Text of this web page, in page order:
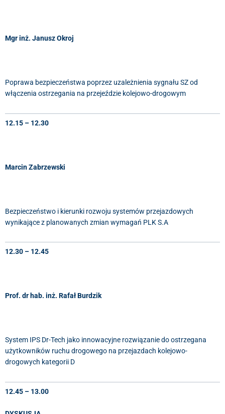
Mgr inż. Janusz Okroj
Poprawa bezpieczeństwa poprzez uzależnienia sygnału SZ od
włączenia ostrzegania na przejeździe kolejowo-drogowym
12.15 – 12.30
Marcin Zabrzewski
Bezpieczeństwo i kierunki rozwoju systemów przejazdowych
wynikające z planowanych zmian wymagań PLK S.A
12.30 – 12.45
Prof. dr hab. inż. Rafał Burdzik
System IPS Dr-Tech jako innowacyjne rozwiązanie do ostrzegana
użytkowników ruchu drogowego na przejazdach kolejowo-
drogowych kategorii D
12.45 – 13.00